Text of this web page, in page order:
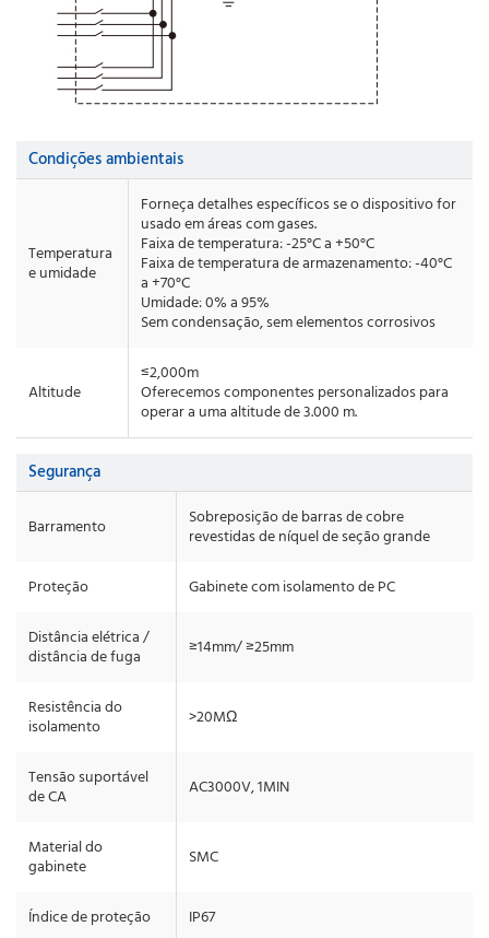
Condições ambientais
Temperatura
e umidade
Forneça detalhes específicos se o dispositivo for
usado em áreas com gases.
Faixa de temperatura: -25°C a +50°C
Faixa de temperatura de armazenamento: -40°C
a +70°C
Umidade: 0% a 95%
Sem condensação, sem elementos corrosivos
Altitude
≤2,000m
Oferecemos componentes personalizados para
operar a uma altitude de 3.000 m.
Segurança
Barramento Sobreposição de barras de cobre
revestidas de níquel de seção grande
Proteção
Gabinete com isolamento de PC
Distância elétrica /
distância de fuga ≥14mm/ ≥25mm
Resistência do
isolamento >20MΩ
Tensão suportável
de CA AC3000V, 1MIN
Material do
gabinete SMC
Índice de proteção IP67